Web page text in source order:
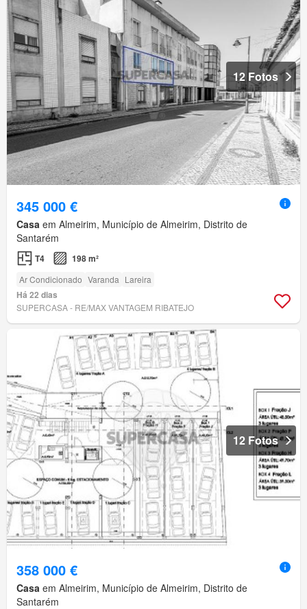
12 Fotos
345 000 €
Casa em Almeirim, Município de Almeirim, Distrito de
Santarém
T4 198 m²
Ar Condicionado Varanda Lareira
Há 22 dias
SUPERCASA - RE/MAX VANTAGEM RIBATEJO
12 Fotos
358 000 €
Casa em Almeirim, Município de Almeirim, Distrito de
Santarém